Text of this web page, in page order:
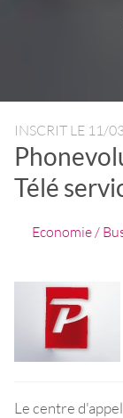
INSCRIT LE 11/
Télé
Economie /
Le centre